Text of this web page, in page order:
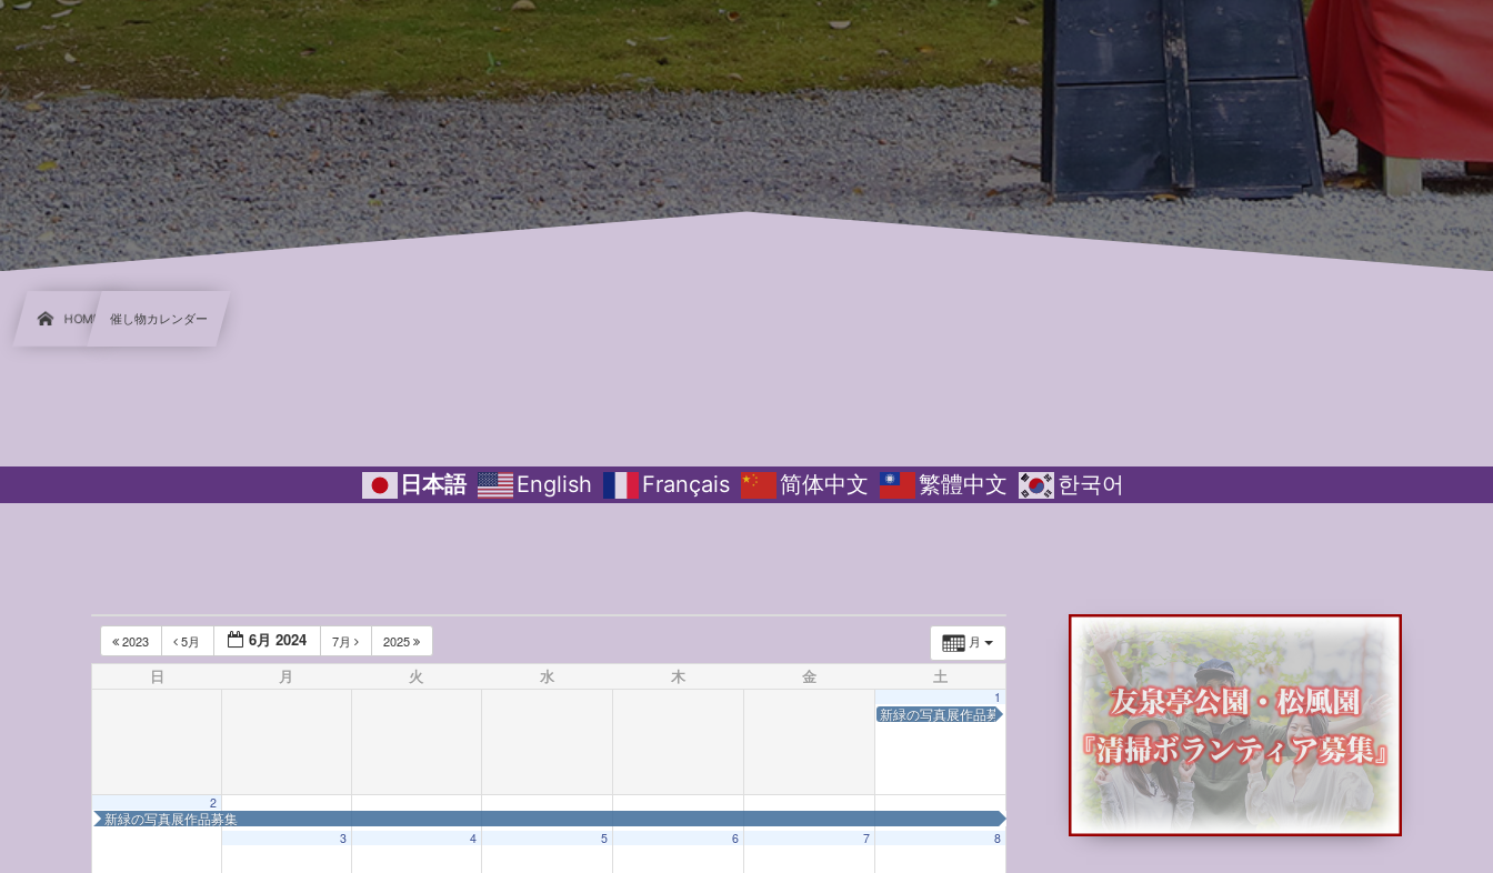
HOME 催し物カレンダー
日本語 English Français 简体中文 繁體中文 한국어
月
2023 5月 6月 2024 7月 2025
日 月 火 水 木 金 土
1
新緑の写真展作品募集
2
新緑の写真展作品募集
3 4 5 6 7 8